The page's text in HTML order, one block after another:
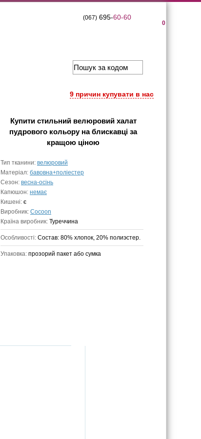
0
(067)695-60-60
9 причин купувати в нас
Купити стильний велюровий халат
пудрового кольору на блискавці за
кращою ціною
Тип тканини: велюровий
Матеріал: бавовна+поліестер
Сезон: весна-осінь
Капюшон: немає
Кишені: є
Виробник: Cocoon
Країна виробник: Туреччина
Особливості: Состав: 80% хлопок, 20% полиэстер.
Упаковка: прозорий пакет або сумка